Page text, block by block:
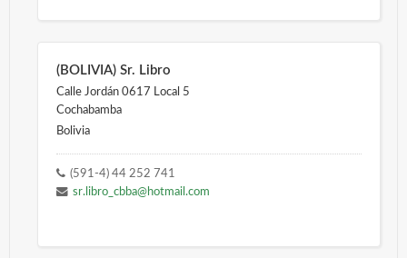
(BOLIVIA) Sr. Libro
Calle Jordán 0617 Local 5
Cochabamba
Bolivia
(591-4) 44 252 741
sr.libro_cbba@hotmail.com